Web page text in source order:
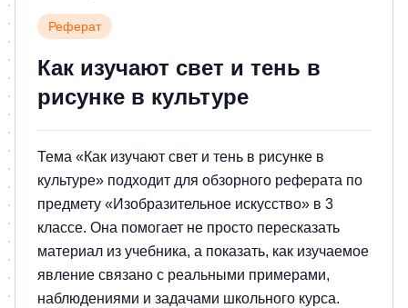
Реферат
Как изучают свет и тень в
рисунке в культуре
Тема «Как изучают свет и тень в рисунке в
культуре» подходит для обзорного реферата по
предмету «Изобразительное искусство» в 3
классе. Она помогает не просто пересказать
материал из учебника, а показать, как изучаемое
явление связано с реальными примерами,
наблюдениями и задачами школьного курса.